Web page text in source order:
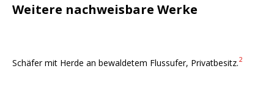
Weitere nachweisbare Werke
Schäfer mit Herde an bewaldetem Flussufer, Privatbesitz.2